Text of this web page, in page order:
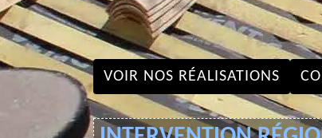
VOIR NOS RÉALISATIONS